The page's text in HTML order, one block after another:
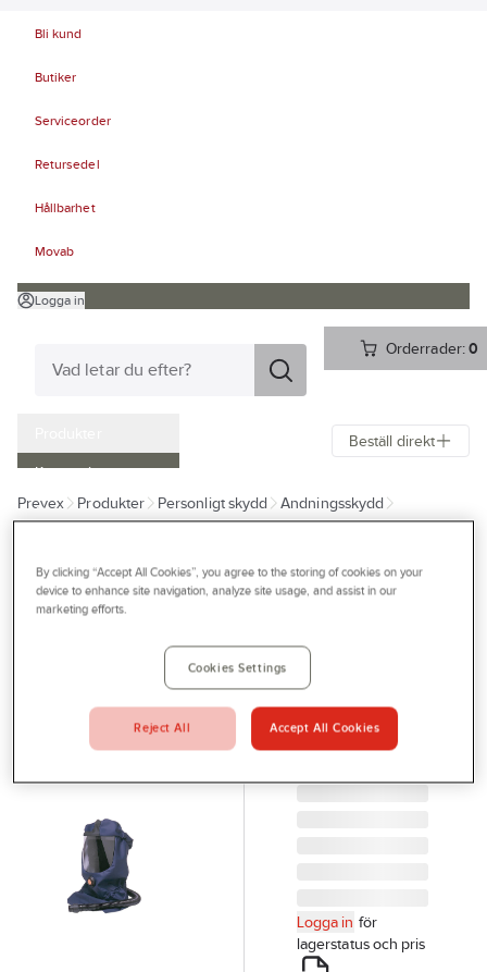
Bli kund
Butiker
Serviceorder
Retursedel
Hållbarhet
Movab
Logga in
Orderrader:0
Kampanjer
Outlet
Bli kund
Profilshop
Serviceverkstad
Företagsprofilering
Beställ direkt
Prevex Produkter Personligt skydd
Andningsskydd
SUNDSTRÖM
Sundström
SUNDSTRÖM
H06-0412
Logga in för
lagerstatus och pris
By clicking “Accept All Cookies”, you agree to the storing of cookies on your
device to enhance site navigation, analyze site usage, and assist in our
marketing efforts.
Cookies Settings
Reject All Accept All Cookies